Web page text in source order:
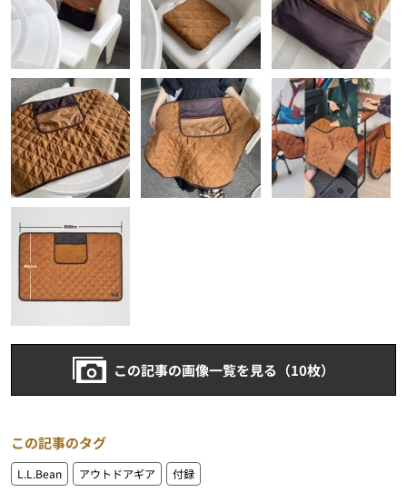
この記事の画像一覧を見る（10枚）
この記事のタグ
L.L.Bean アウトドアギア 付録